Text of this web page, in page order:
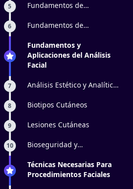
5
Fundamentos de
Huesos
6
Fundamentos de
Musculos
Fundamentos y
Aplicaciones del Análisis
Facial
7
Análisis Estético y Analítico
8 Biotipos Cutáneos
9 Lesiones Cutáneas
10
Bioseguridad y
Técnicas Necesarias Para
Procedimientos Faciales